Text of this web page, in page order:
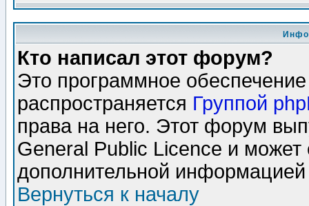
Кто написал этот форум?
Это программное
распространяется Группой
права на него. Этот форум
General Public Licence и может
дополнительной
Вернуться к началу